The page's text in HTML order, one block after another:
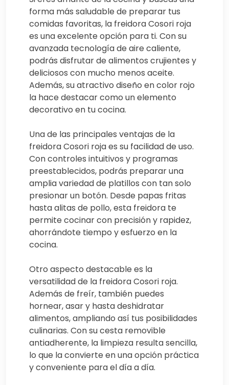
forma más saludable de preparar tus
comidas favoritas, la freidora Cosori roja
es una excelente opción para ti. Con su
avanzada tecnología de aire caliente,
podrás disfrutar de alimentos crujientes y
deliciosos con mucho menos aceite.
Además, su atractivo diseño en color rojo
la hace destacar como un elemento
decorativo en tu cocina.
Una de las principales ventajas de la
freidora Cosori roja es su facilidad de uso.
Con controles intuitivos y programas
preestablecidos, podrás preparar una
amplia variedad de platillos con tan solo
presionar un botón. Desde papas fritas
hasta alitas de pollo, esta freidora te
permite cocinar con precisión y rapidez,
ahorrándote tiempo y esfuerzo en la
cocina.
Otro aspecto destacable es la
versatilidad de la freidora Cosori roja.
Además de freír, también puedes
hornear, asar y hasta deshidratar
alimentos, ampliando así tus posibilidades
culinarias. Con su cesta removible
antiadherente, la limpieza resulta sencilla,
lo que la convierte en una opción práctica
y conveniente para el día a día.